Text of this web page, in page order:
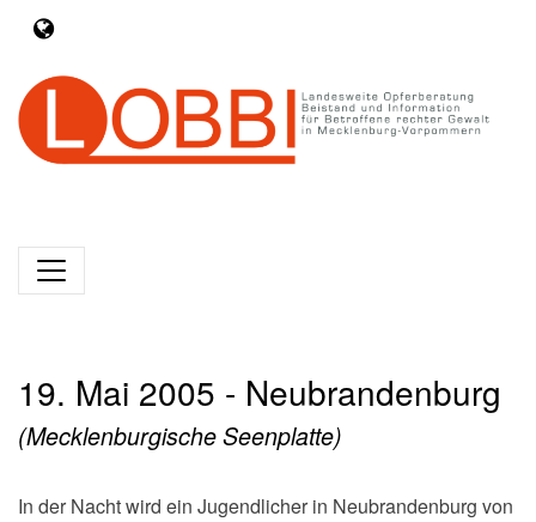
19. Mai 2005 - Neubrandenburg
(Mecklenburgische Seenplatte)
In der Nacht wird ein Jugendlicher in Neubrandenburg von